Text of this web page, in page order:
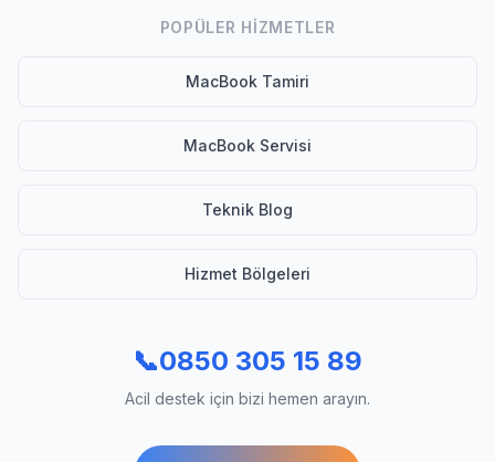
POPÜLER HIZMETLER
MacBook Tamiri
MacBook Servisi
Teknik Blog
Hizmet Bölgeleri
📞0850 305 15 89
Acil destek için bizi hemen arayın.